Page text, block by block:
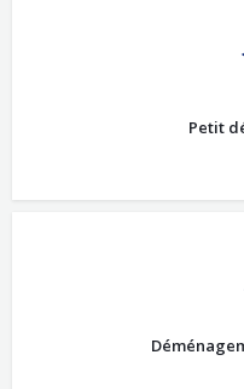
Petit